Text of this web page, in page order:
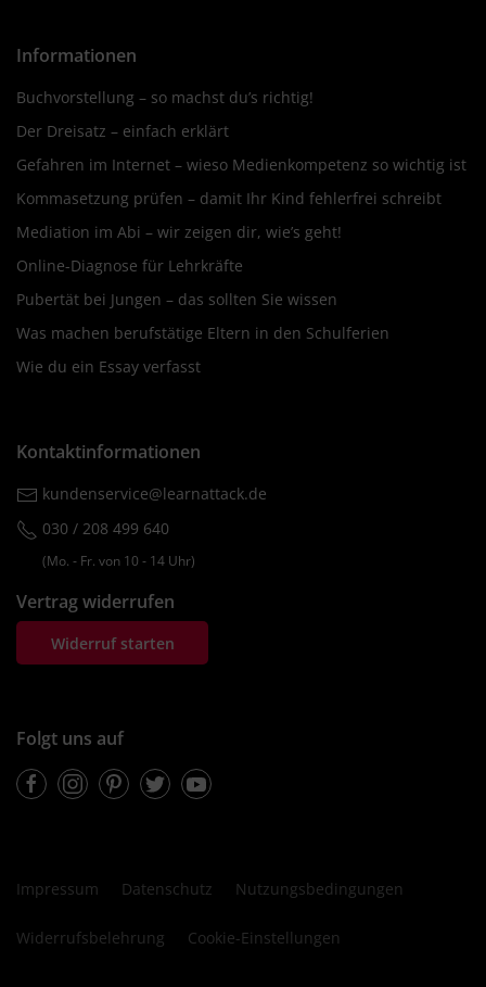
Informationen
Buchvorstellung – so machst du’s richtig!
Der Dreisatz – einfach erklärt
Gefahren im Internet – wieso Medienkompetenz so wichtig ist
Kommasetzung prüfen – damit Ihr Kind fehlerfrei schreibt
Mediation im Abi – wir zeigen dir, wie’s geht!
Online-Diagnose für Lehrkräfte
Pubertät bei Jungen – das sollten Sie wissen
Was machen berufstätige Eltern in den Schulferien
Wie du ein Essay verfasst
Kontaktinformationen
kundenservice@learnattack.de
030 / 208 499 640
(Mo. ‐ Fr. von 10 ‐ 14 Uhr)
Vertrag widerrufen
Widerruf starten
Folgt uns auf
FacebookInstagramPinterestTwitterYoutube
Impressum Datenschutz Nutzungsbedingungen
Widerrufsbelehrung Cookie-Einstellungen